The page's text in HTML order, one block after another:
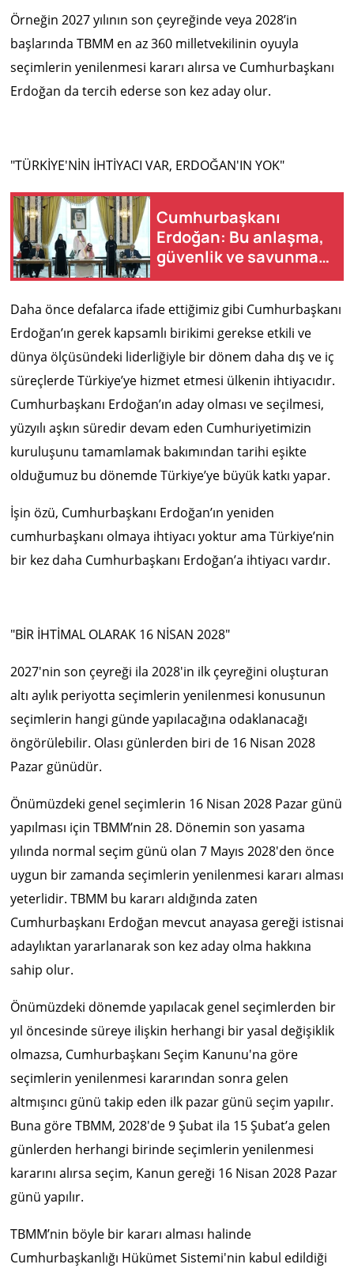
Örneğin 2027 yılının son çeyreğinde veya 2028’in
başlarında TBMM en az 360 milletvekilinin oyuyla
seçimlerin yenilenmesi kararı alırsa ve Cumhurbaşkanı
Erdoğan da tercih ederse son kez aday olur.
"TÜRKİYE'NİN İHTİYACI VAR, ERDOĞAN'IN YOK"
Cumhurbaşkanı
Erdoğan: Bu anlaşma,
güvenlik ve savunma
işbirliğine katkı
Daha önce defalarca ifade ettiğimiz gibi Cumhurbaşkanı
Erdoğan’ın gerek kapsamlı birikimi gerekse etkili ve
dünya ölçüsündeki liderliğiyle bir dönem daha dış ve iç
süreçlerde Türkiye’ye hizmet etmesi ülkenin ihtiyacıdır.
Cumhurbaşkanı Erdoğan’ın aday olması ve seçilmesi,
yüzyılı aşkın süredir devam eden Cumhuriyetimizin
kuruluşunu tamamlamak bakımından tarihi eşikte
olduğumuz bu dönemde Türkiye’ye büyük katkı yapar.
İşin özü, Cumhurbaşkanı Erdoğan’ın yeniden
cumhurbaşkanı olmaya ihtiyacı yoktur ama Türkiye’nin
bir kez daha Cumhurbaşkanı Erdoğan’a ihtiyacı vardır.
"BİR İHTİMAL OLARAK 16 NİSAN 2028"
2027'nin son çeyreği ila 2028'in ilk çeyreğini oluşturan
altı aylık periyotta seçimlerin yenilenmesi konusunun
seçimlerin hangi günde yapılacağına odaklanacağı
öngörülebilir. Olası günlerden biri de 16 Nisan 2028
Pazar günüdür.
Önümüzdeki genel seçimlerin 16 Nisan 2028 Pazar günü
yapılması için TBMM’nin 28. Dönemin son yasama
yılında normal seçim günü olan 7 Mayıs 2028'den önce
uygun bir zamanda seçimlerin yenilenmesi kararı alması
yeterlidir. TBMM bu kararı aldığında zaten
Cumhurbaşkanı Erdoğan mevcut anayasa gereği istisnai
adaylıktan yararlanarak son kez aday olma hakkına
sahip olur.
Önümüzdeki dönemde yapılacak genel seçimlerden bir
yıl öncesinde süreye ilişkin herhangi bir yasal değişiklik
olmazsa, Cumhurbaşkanı Seçim Kanunu'na göre
seçimlerin yenilenmesi kararından sonra gelen
altmışıncı günü takip eden ilk pazar günü seçim yapılır.
Buna göre TBMM, 2028'de 9 Şubat ila 15 Şubat’a gelen
günlerden herhangi birinde seçimlerin yenilenmesi
kararını alırsa seçim, Kanun gereği 16 Nisan 2028 Pazar
günü yapılır.
TBMM’nin böyle bir kararı alması halinde
Cumhurbaşkanlığı Hükümet Sistemi'nin kabul edildiği